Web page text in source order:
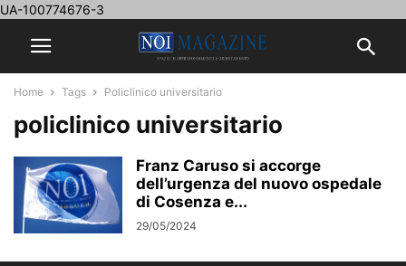
UA-100774676-3
Home Tags Policlinico universitario
policlinico universitario
Franz Caruso si accorge
dell’urgenza del nuovo ospedale
di Cosenza e...
29/05/2024